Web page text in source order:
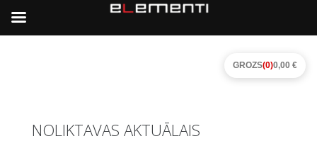
NOLIKTAVAS AKTUĀLAIS
GROZS(0)0,00 €